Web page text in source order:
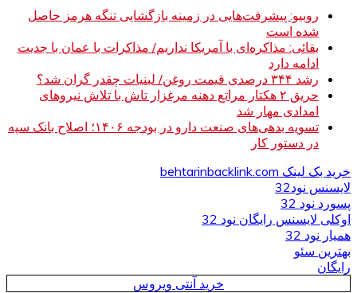
روبیو: پیشرفت‌هایی در زمینه بازگشایی تنگه هرمز حاصل
شده است
بقائی: مذاکره‌ای با آمریکا نداریم/ مذاکرات با عمان با جدیت
ادامه دارد
رشد ۳۴۴ درصدی قیمت روغن/ لبنیات چقدر گران شد؟
حریق ۲ هکتار مراتع دهنه مرغزار تاش با تلاش نیروهای
امدادی مهار شد
تسویه بدهی‌های صنعت دارو در بودجه ۱۴۰۶؛ اصلاح بانک سپه
در دستور کار
خرید بک لینک behtarinbacklink.com
لایسنس نود32
پسورد نود 32
اوکلی لایسنس رایگان نود 32
همیار نود 32
بهترین سئو
رایگان
خرید آنتی ویروس